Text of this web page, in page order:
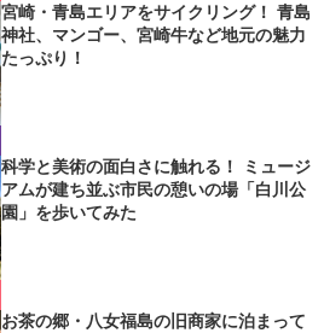
宮崎・青島エリアをサイクリング！ 青島
神社、マンゴー、宮崎牛など地元の魅力
たっぷり！
科学と美術の面白さに触れる！ ミュージ
アムが建ち並ぶ市民の憩いの場「白川公
園」を歩いてみた
お茶の郷・八女福島の旧商家に泊まって